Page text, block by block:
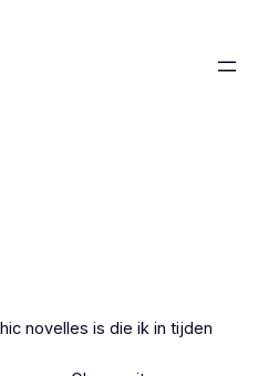
novelles is die ik in tijden